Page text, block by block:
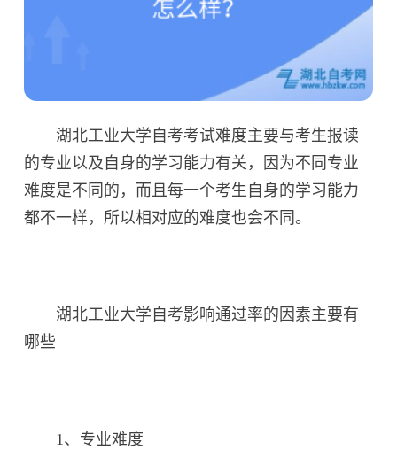
湖北工业大学自考考试难度主要与考生报读
的专业以及自身的学习能力有关，因为不同专业
难度是不同的，而且每一个考生自身的学习能力
都不一样，所以相对应的难度也会不同。
湖北工业大学自考影响通过率的因素主要有
哪些
1、专业难度